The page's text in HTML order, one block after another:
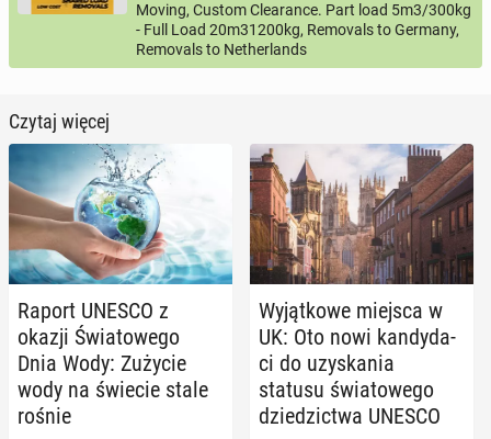
Moving, Custom Clearance. Part load 5m3/300kg
- Full Load 20m31200kg, Removals to Germany,
Removals to Netherlands
Czytaj więcej
Raport UNESCO z
okazji Świa­to­we­go
Dnia Wody: Zużycie
wody na świecie stale
rośnie
Wy­jąt­ko­we miejsca w
UK: Oto nowi kan­dy­da­
ci do uzy­ska­nia
statusu świa­to­we­go
dzie­dzic­twa UNESCO